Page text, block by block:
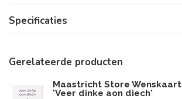
Specificaties
Gerelateerde producten
Maastricht Store Wenskaart
'Veer dinke aon diech'